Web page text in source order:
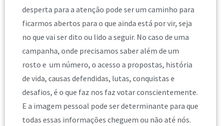
desperta para a atenção pode ser um caminho para
ficarmos abertos para o que ainda está por vir, seja
no que vai ser dito ou lido a seguir. No caso de uma
campanha, onde precisamos saber além de um
rosto e um número, o acesso a propostas, história
de vida, causas defendidas, lutas, conquistas e
desafios, é o que faz nos faz votar conscientemente.
E a imagem pessoal pode ser determinante para que
todas essas informações cheguem ou não até nós.